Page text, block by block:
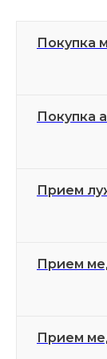
Покупка
Покупка
Прием
Прием
Прием